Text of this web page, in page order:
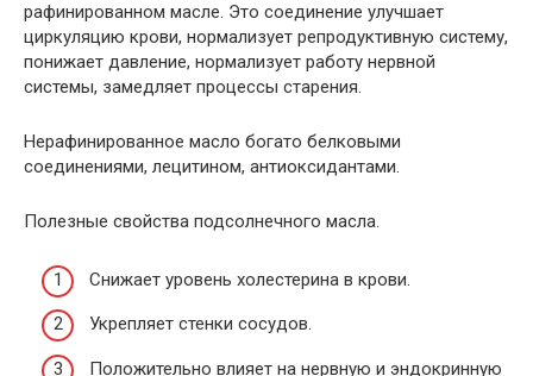
рафинированном масле. Это соединение улучшает
циркуляцию крови, нормализует репродуктивную систему,
понижает давление, нормализует работу нервной
системы, замедляет процессы старения.
Нерафинированное масло богато белковыми
соединениями, лецитином, антиоксидантами.
Полезные свойства подсолнечного масла.
Снижает уровень холестерина в крови.
Укрепляет стенки сосудов.
Положительно влияет на нервную и эндокринную